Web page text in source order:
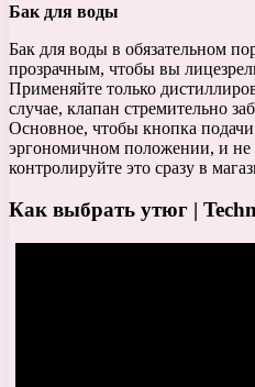
Бак для воды
Бак для воды в обязательном
прозрачным, чтобы вы
Применяйте только
случае, клапан стремительно
Основное, чтобы кнопка
эргономичном положении, и не
контролируйте это сразу в
Как выбрать утюг |